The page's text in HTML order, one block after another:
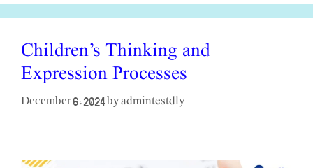
Children’s Thinking and
Expression Processes
December 6, 2024 byadmintestdly